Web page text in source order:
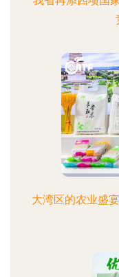
大湾区的农业盛